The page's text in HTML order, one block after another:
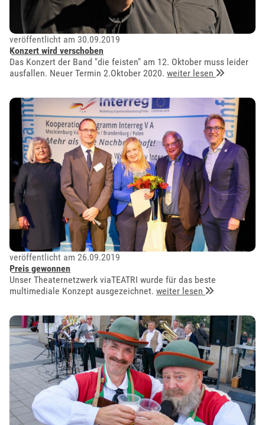
veröffentlicht am 30.09.2019
Konzert wird verschoben
Das Konzert der Band "die feisten" am 12. Oktober muss leider
ausfallen. Neuer Termin 2.Oktober 2020.weiter lesen
veröffentlicht am 26.09.2019
Preis gewonnen
Unser Theaternetzwerk viaTEATRI wurde für das beste
multimediale Konzept ausgezeichnet.weiter lesen